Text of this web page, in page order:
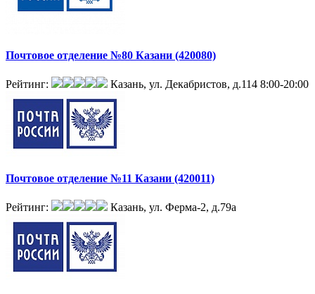
Почтовое отделение №80 Казани (420080)
Рейтинг: Казань, ул. Декабристов, д.114 8:00-20:00
Почтовое отделение №11 Казани (420011)
Рейтинг: Казань, ул. Ферма-2, д.79а